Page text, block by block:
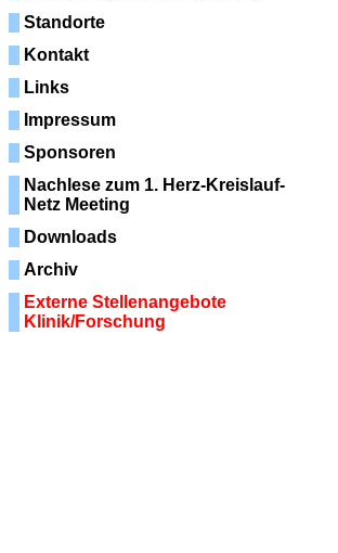
Standorte
Kontakt
Links
Impressum
Sponsoren
Nachlese zum 1. Herz-Kreislauf-
Netz Meeting
Downloads
Archiv
Externe Stellenangebote
Klinik/Forschung